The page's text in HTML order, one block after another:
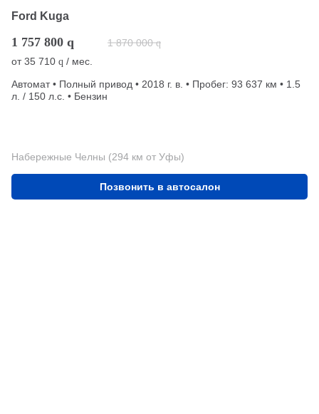
Ford Kuga
1 757 800 q 1 870 000 q
от35 710 q / мес.
Автомат • Полный привод • 2018 г. в. • Пробег: 93 637 км • 1.5
л. / 150 л.с. • Бензин
Набережные Челны (294 км от Уфы)
Позвонить в автосалон